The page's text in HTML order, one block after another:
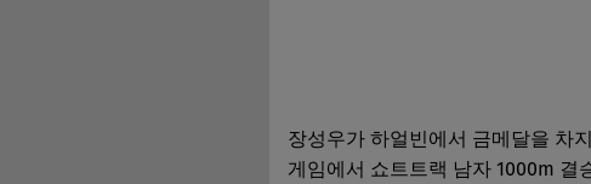
장성우가 하얼빈에서 금메달을 차
게임에서 쇼트트랙 남자 1000m 결